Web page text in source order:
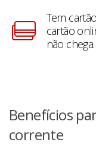
Tem
cartão
não chega.
Benefícios
corrente